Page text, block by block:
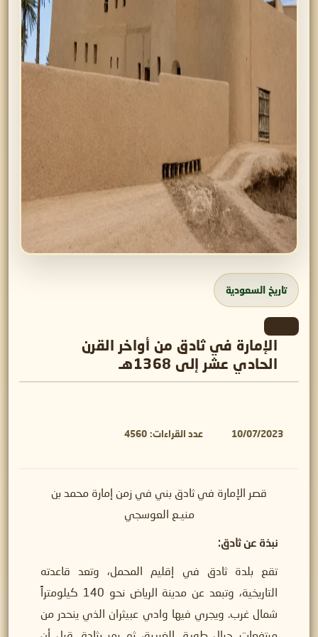
تاريخ السعودية
الإمارة في ثادق من أواخر القرن
الحادي عشر إلى 1368هـ
10/07/2023 عدد القراءات: 4560
قصر الإمارة في ثادق بني في زمن إمارة محمد بن
منيـع العوسجي
نبذة عن ثادق:
تقع بلدة ثادق في إقليم المحمل، وتعد قاعدته
التاريخية، وتبعد عن مدينة الرياض نحو 140 كيلومتراً
شمال غرب. ويجري فيها وادي عبيثران الذي ينحدر من